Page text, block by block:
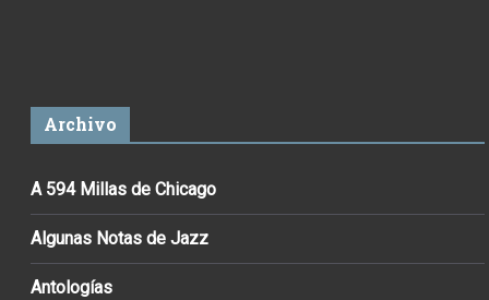
Archivo
A 594 Millas de Chicago
Algunas Notas de Jazz
Antologías